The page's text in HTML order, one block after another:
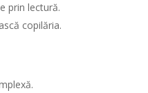
prin lectură.
copilăria.